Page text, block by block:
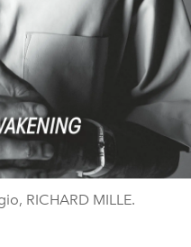
RICHARD MILLE.